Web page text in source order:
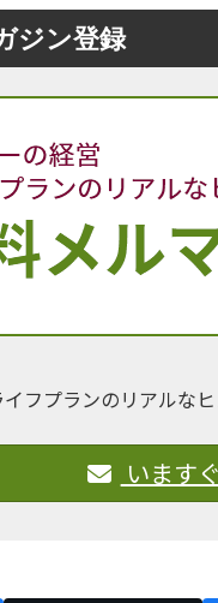
ジン登録
フプランのリアルな
います